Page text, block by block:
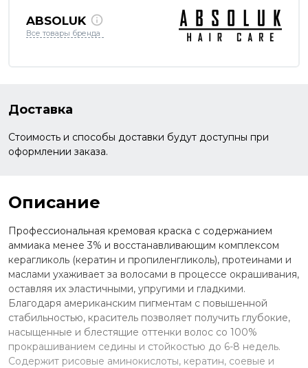
ABSOLUK
Все товары бренда
Доставка
Стоимость и способы доставки будут доступны при
оформлении заказа.
Описание
Профессиональная кремовая краска с содержанием
аммиака менее 3% и восстанавливающим комплексом
керагликоль (кератин и пропиленгликоль), протеинами и
маслами ухаживает за волосами в процессе окрашивания,
оставляя их эластичными, упругими и гладкими.
Благодаря американским пигментам с повышенной
стабильностью, краситель позволяет получить глубокие,
насыщенные и блестящие оттенки волос со 100%
прокрашиванием седины и стойкостью до 6-8 недель.
Содержит рисовые аминокислоты, кератин, соевые и